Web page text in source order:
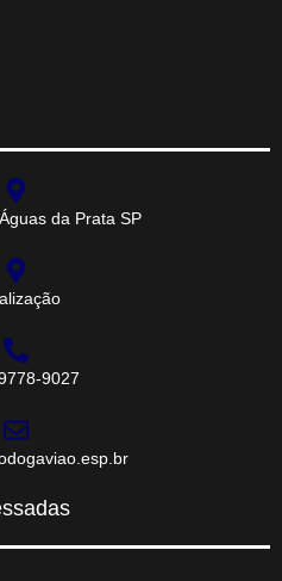
da Prata SP
9027